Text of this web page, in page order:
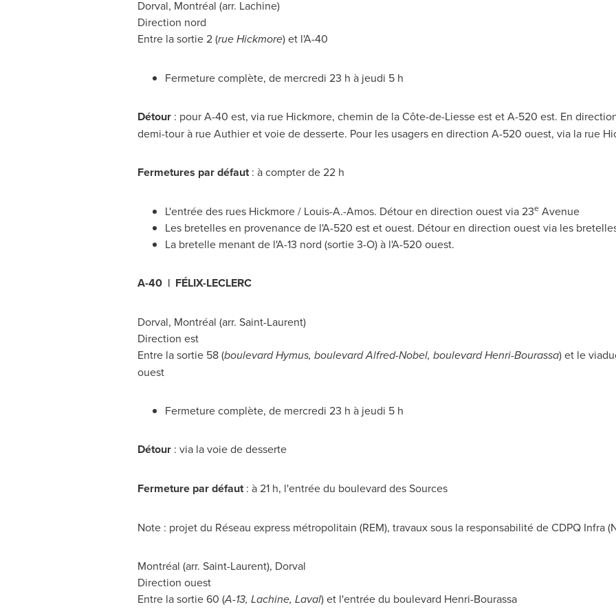
Dorval, Montréal (arr. Lachine)
Direction nord
Entre la sortie 2 (rue Hickmore) et l'A-40
Fermeture complète, de mercredi 23 h à jeudi 5 h
Détour: pour A-40 est, via rue Hickmore, chemin de la Côte-de-Liesse est et A-520 est. En
demi-tour à rueAuthieret voie de desserte. Pour les usagers en direction A-520 ouest, via la rue
Fermetures par défaut: à compter de 22 h
L'entrée des rues Hickmore / Louis-A.-Amos. Détour en direction ouest via 23eAvenue
Les bretelles en provenance de l'A-520 est et ouest. Détour en direction ouest via les
La bretelle menant de l'A-13 nord (sortie 3-O) à l'A-520 ouest.
A-40 | FÉLIX-LECLERC
Dorval, Montréal (arr. Saint-Laurent)
Direction est
Entre la sortie 58 (boulevard Hymus, boulevard Alfred-Nobel, boulevard Henri-Bourassa) et le
ouest
Fermeture complète, de mercredi 23 h à jeudi 5 h
Détour: via la voie de desserte
Fermeture par défaut: à 21 h, l'entrée du boulevard des Sources
Note : projet du Réseau express métropolitain (REM), travaux sous la responsabilité de CDPQ Infra
Montréal (arr. Saint-Laurent), Dorval
Direction ouest
Entre la sortie 60 (A-13, Lachine, Laval) et l'entrée du boulevard Henri-Bourassa